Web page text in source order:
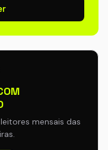
mensais das